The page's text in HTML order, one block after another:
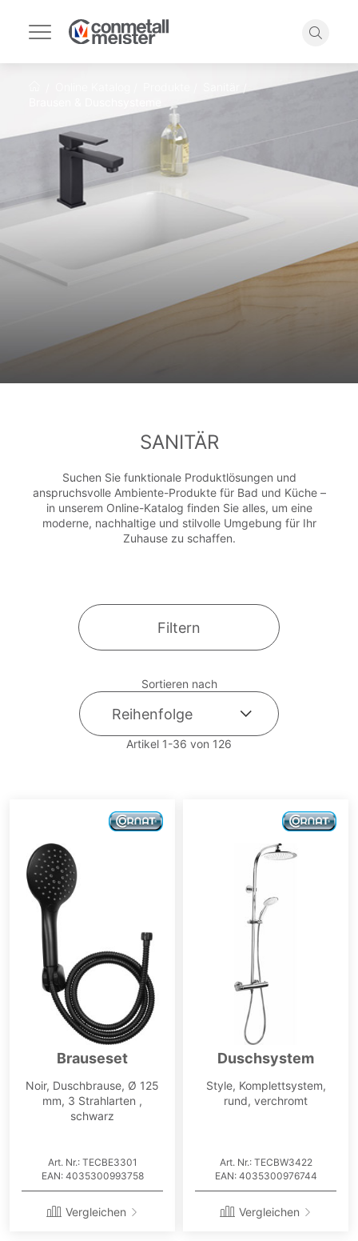
Navigation
umschalten
Suche
SANITÄR
Suchen Sie funktionale Produktlösungen und
anspruchsvolle Ambiente-Produkte für Bad und Küche –
in unserem Online-Katalog finden Sie alles, um eine
moderne, nachhaltige und stilvolle Umgebung für Ihr
Zuhause zu schaffen.
Artikel 1-36 von 126
Sortieren nach
Brauseset
Noir, Duschbrause, Ø 125
mm, 3 Strahlarten ,
schwarz
Art. Nr.: TECBE3301
EAN: 4035300993758
Vergleichen
Duschsystem
Style, Komplettsystem,
rund, verchromt
Art. Nr.: TECBW3422
EAN: 4035300976744
Vergleichen
Filtern